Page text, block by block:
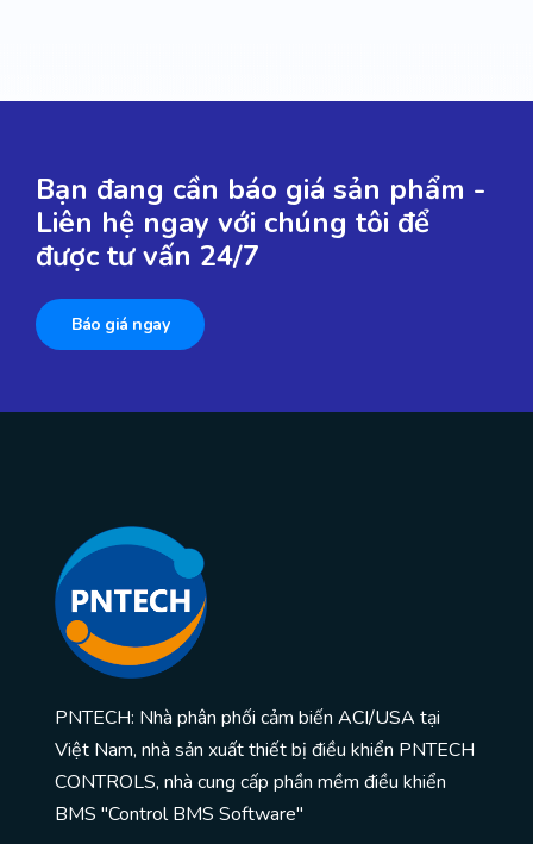
Bạn đang cần báo giá sản phẩm -
Liên hệ ngay với chúng tôi để
được tư vấn 24/7
Báo giá ngay
PNTECH: Nhà phân phối cảm biến ACI/USA tại
Việt Nam, nhà sản xuất thiết bị điều khiển PNTECH
CONTROLS, nhà cung cấp phần mềm điều khiển
BMS "Control BMS Software"